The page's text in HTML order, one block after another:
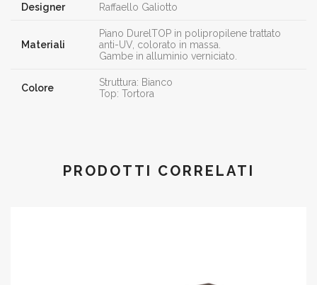
Designer Raffaello Galiotto
Materiali
Piano DurelTOP in polipropilene trattato
anti-UV, colorato in massa.
Gambe in alluminio verniciato.
Colore
Struttura: Bianco
Top: Tortora
PRODOTTI CORRELATI